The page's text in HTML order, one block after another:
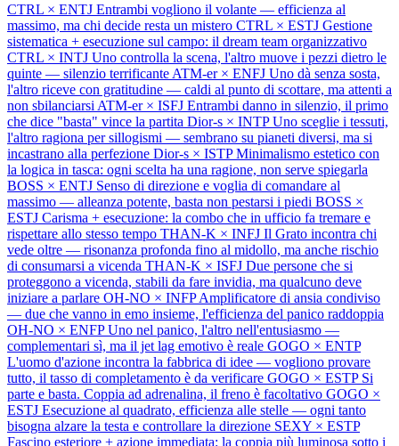
CTRL × ENTJ Entrambi vogliono il volante — efficienza al
massimo, ma chi decide resta un mistero CTRL × ESTJ Gestione
sistematica + esecuzione sul campo: il dream team organizzativo
CTRL × INTJ Uno controlla la scena, l'altro muove i pezzi dietro le
quinte — silenzio terrificante ATM-er × ENFJ Uno dà senza sosta,
l'altro riceve con gratitudine — caldi al punto di scottare, ma attenti a
non sbilanciarsi ATM-er × ISFJ Entrambi danno in silenzio, il primo
che dice "basta" vince la partita Dior-s × INTP Uno sceglie i tessuti,
l'altro ragiona per sillogismi — sembrano su pianeti diversi, ma si
incastrano alla perfezione Dior-s × ISTP Minimalismo estetico con
la logica in tasca: ogni scelta ha una ragione, non serve spiegarla
BOSS × ENTJ Senso di direzione e voglia di comandare al
massimo — alleanza potente, basta non pestarsi i piedi BOSS ×
ESTJ Carisma + esecuzione: la combo che in ufficio fa tremare e
rispettare allo stesso tempo THAN-K × INFJ Il Grato incontra chi
vede oltre — risonanza profonda fino al midollo, ma anche rischio
di consumarsi a vicenda THAN-K × ISFJ Due persone che si
proteggono a vicenda, stabili da fare invidia, ma qualcuno deve
iniziare a parlare OH-NO × INFP Amplificatore di ansia condiviso
— due che vanno in emo insieme, l'efficienza del panico raddoppia
OH-NO × ENFP Uno nel panico, l'altro nell'entusiasmo —
complementari sì, ma il jet lag emotivo è reale GOGO × ENTP
L'uomo d'azione incontra la fabbrica di idee — vogliono provare
tutto, il tasso di completamento è da verificare GOGO × ESTP Si
parte e basta. Coppia ad adrenalina, il freno è facoltativo GOGO ×
ESTJ Esecuzione al quadrato, efficienza alle stelle — ogni tanto
bisogna alzare la testa e controllare la direzione SEXY × ESTP
Fascino esteriore + azione immediata: la coppia più luminosa sotto i